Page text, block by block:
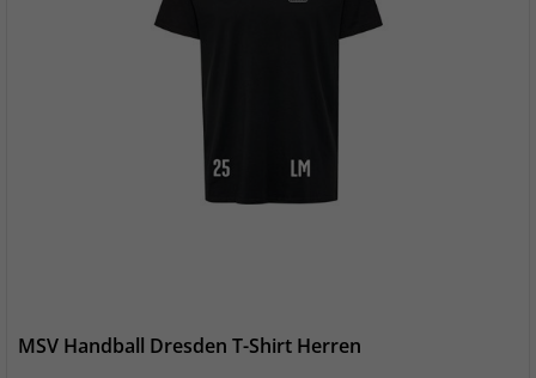
MSV Handball Dresden T-Shirt Herren